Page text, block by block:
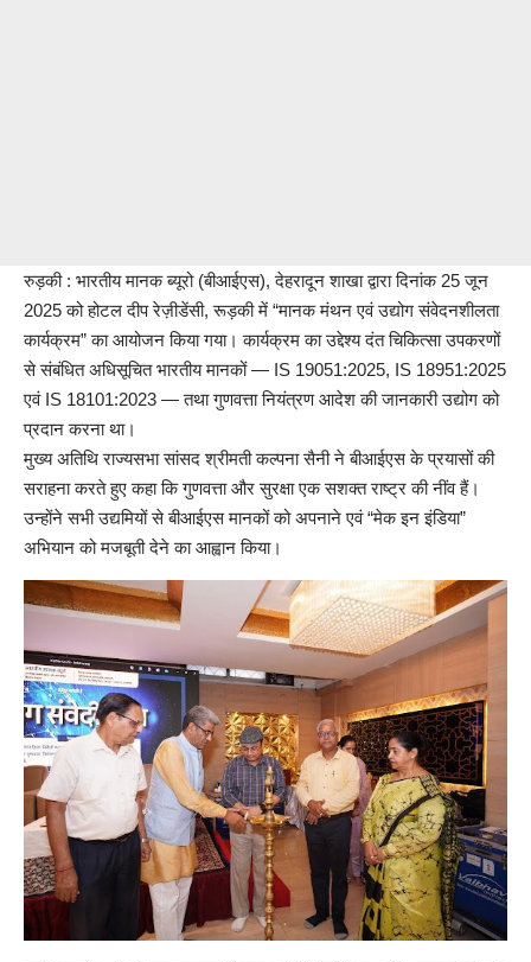
रुड़की : भारतीय मानक ब्यूरो (बीआईएस), देहरादून शाखा द्वारा दिनांक 25 जून
2025 को होटल दीप रेज़ीडेंसी, रूड़की में “मानक मंथन एवं उद्योग संवेदनशीलता
कार्यक्रम” का आयोजन किया गया। कार्यक्रम का उद्देश्य दंत चिकित्सा उपकरणों
से संबंधित अधिसूचित भारतीय मानकों — IS 19051:2025, IS 18951:2025
एवं IS 18101:2023 — तथा गुणवत्ता नियंत्रण आदेश की जानकारी उद्योग को
प्रदान करना था।
मुख्य अतिथि राज्यसभा सांसद श्रीमती कल्पना सैनी ने बीआईएस के प्रयासों की
सराहना करते हुए कहा कि गुणवत्ता और सुरक्षा एक सशक्त राष्ट्र की नींव हैं।
उन्होंने सभी उद्यमियों से बीआईएस मानकों को अपनाने एवं “मेक इन इंडिया”
अभियान को मजबूती देने का आह्वान किया।